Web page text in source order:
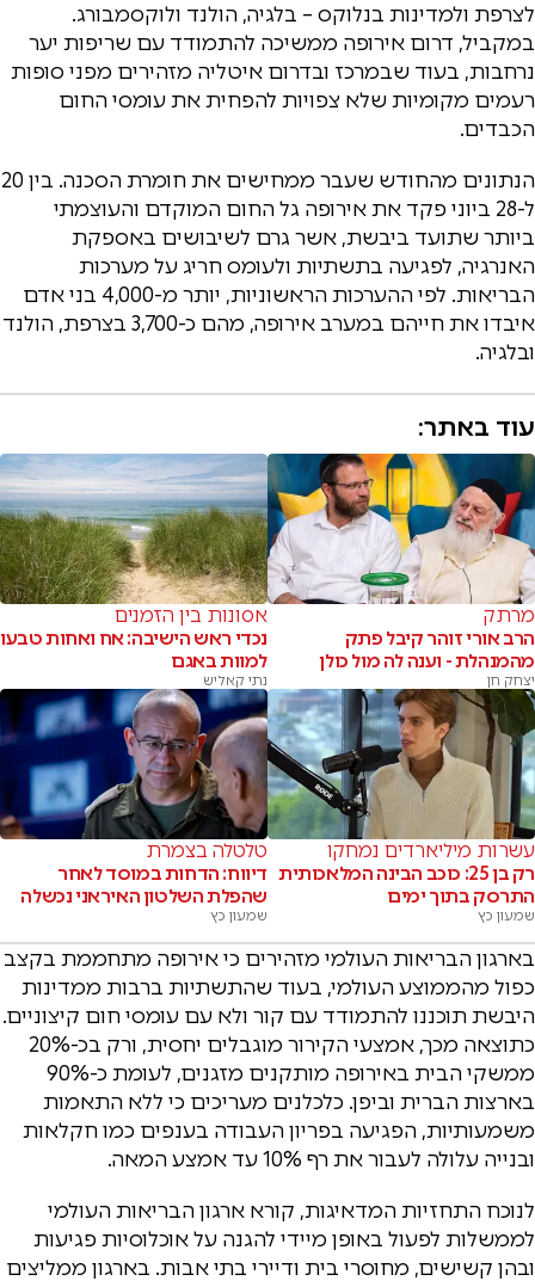
לצרפת ולמדינות בנלוקס – בלגיה, הולנד ולוקסמבורג.
במקביל, דרום אירופה ממשיכה להתמודד עם שריפות יער
נרחבות, בעוד שבמרכז ובדרום איטליה מזהירים מפני סופות
רעמים מקומיות שלא צפויות להפחית את עומסי החום
הכבדים.
הנתונים מהחודש שעבר ממחישים את חומרת הסכנה. בין 20
ל-28 ביוני פקד את אירופה גל החום המוקדם והעוצמתי
ביותר שתועד ביבשת, אשר גרם לשיבושים באספקת
האנרגיה, לפגיעה בתשתיות ולעומס חריג על מערכות
הבריאות. לפי ההערכות הראשוניות, יותר מ-4,000 בני אדם
איבדו את חייהם במערב אירופה, מהם כ-3,700 בצרפת, הולנד
ובלגיה.
עוד באתר:
מרתק
הרב אורי זוהר קיבל פתק
מהמנהלת - וענה לה מול כולן
יצחק חן
אסונות בין הזמנים
נכדי ראש הישיבה: אח ואחות טבעו
למוות באגם
נתי קאליש
עשרות מיליארדים נמחקו
רק בן 25: כוכב הבינה המלאכותית
התרסק בתוך ימים
שמעון כץ
טלטלה בצמרת
דיווח: הדחות במוסד לאחר
שהפלת השלטון האיראני נכשלה
שמעון כץ
בארגון הבריאות העולמי מזהירים כי אירופה מתחממת בקצב
כפול מהממוצע העולמי, בעוד שהתשתיות ברבות ממדינות
היבשת תוכננו להתמודד עם קור ולא עם עומסי חום קיצוניים.
כתוצאה מכך, אמצעי הקירור מוגבלים יחסית, ורק בכ-20%
ממשקי הבית באירופה מותקנים מזגנים, לעומת כ-90%
בארצות הברית וביפן. כלכלנים מעריכים כי ללא התאמות
משמעותיות, הפגיעה בפריון העבודה בענפים כמו חקלאות
ובנייה עלולה לעבור את רף 10% עד אמצע המאה.
לנוכח התחזיות המדאיגות, קורא ארגון הבריאות העולמי
לממשלות לפעול באופן מיידי להגנה על אוכלוסיות פגיעות
ובהן קשישים, מחוסרי בית ודיירי בתי אבות. בארגון ממליצים